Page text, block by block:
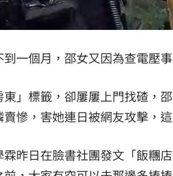
一個月，邵女又因為查電壓
」標籤，卻屢屢上門找碴，
慘，害她連日被網友攻擊，
昨日在臉書社團發文「飯糰